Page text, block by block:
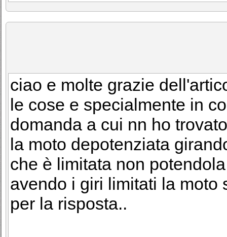
ciao e molte grazie
le cose e specialmente in
domanda a cui nn ho
la moto depotenziata
che è limitata non
avendo i giri limitati la moto
per la risposta..